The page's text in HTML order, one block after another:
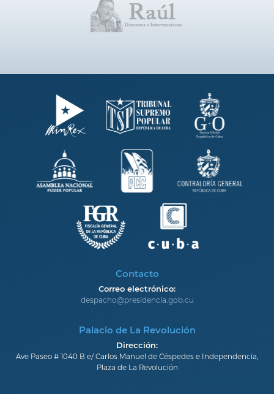
Contacto
Correo electrónico:
despacho@presidencia.gob.cu
Palacio de La Revolución
Dirección:
Ave Paseo # 1040 B e/ Carlos Manuel de Céspedes e Independencia,
Plaza de La Revolución